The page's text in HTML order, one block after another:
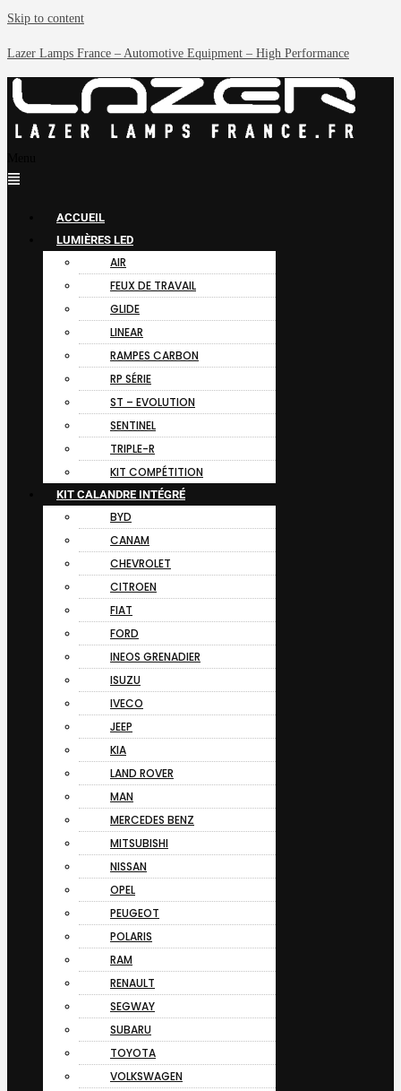
Skip to content
Lazer Lamps France – Automotive Equipment – High Performance
ACCUEIL
LUMIÈRES LED
AIR
FEUX DE TRAVAIL
GLIDE
LINEAR
RAMPES CARBON
RP SÉRIE
ST – EVOLUTION
SENTINEL
TRIPLE-R
KIT COMPÉTITION
KIT CALANDRE INTÉGRÉ
BYD
CANAM
CHEVROLET
CITROEN
FIAT
FORD
INEOS GRENADIER
ISUZU
IVECO
JEEP
KIA
LAND ROVER
MAN
MERCEDES BENZ
MITSUBISHI
NISSAN
OPEL
PEUGEOT
POLARIS
RAM
RENAULT
SEGWAY
SUBARU
TOYOTA
VOLKSWAGEN